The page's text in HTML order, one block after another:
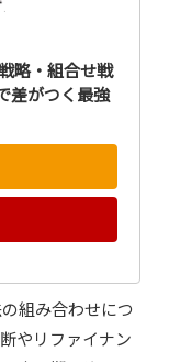
略・組合せ戦
差がつく最強
組み合わせにつ
やリファイナン